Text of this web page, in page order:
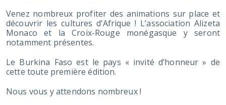
Venez nombreux profiter des animations sur place et
découvrir les cultures d’Afrique ! L’association Alizeta
Monaco et la Croix-Rouge monégasque y seront
notamment présentes.
Le Burkina Faso est le pays « invité d’honneur » de
cette toute première édition.
Nous vous y attendons nombreux !